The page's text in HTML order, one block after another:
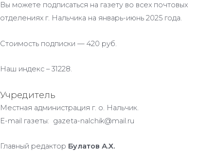
Вы можете подписаться на газету во всех почтовых
отделениях г. Нальчика на январь-июнь 2025 года.
Стоимость подписки — 420 руб.
Наш индекс – 31228.
Учредитель
Местная администрация г. о. Нальчик.
E-mail газеты: gazeta-nalchik@mail.ru
Главный редактор Булатов А.Х.